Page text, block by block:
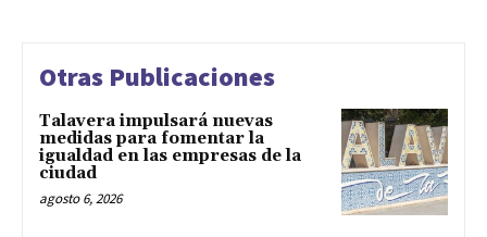
Otras Publicaciones
Talavera impulsará nuevas
medidas para fomentar la
igualdad en las empresas de la
ciudad
agosto 6, 2026